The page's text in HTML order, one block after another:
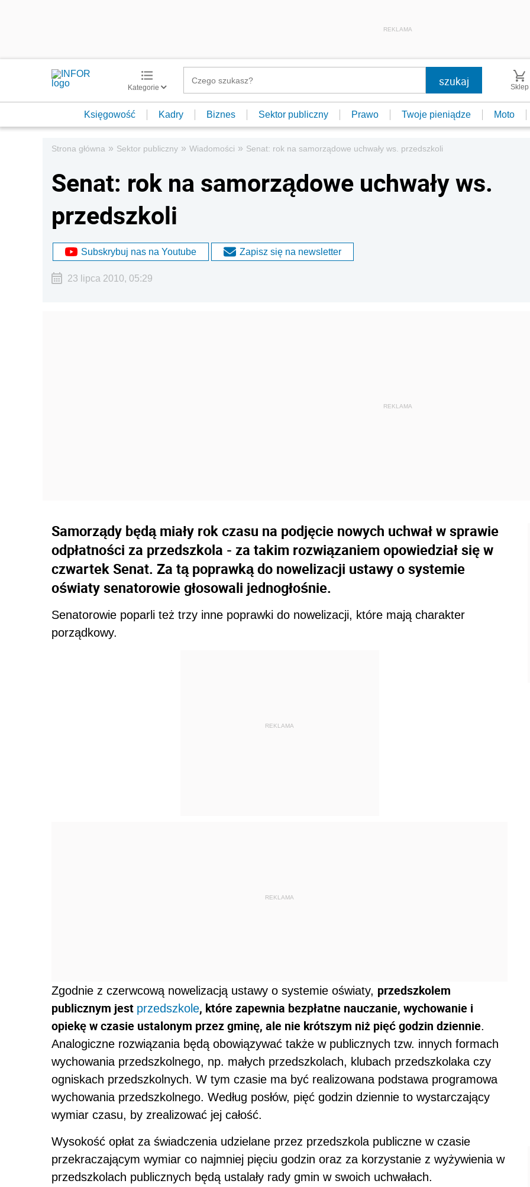
REKLAMA
Kategorie Sklep
Księgowość Kadry Biznes Sektor publiczny Prawo Twoje pieniądze Moto
Strona główna » Sektor publiczny » Wiadomości » Senat: rok na samorządowe uchwały ws. przedszkoli
Senat: rok na samorządowe uchwały ws.
przedszkoli
Subskrybuj nas na Youtube Zapisz się na newsletter
23 lipca 2010, 05:29
Samorządy będą miały rok czasu na podjęcie nowych uchwał w sprawie
odpłatności za przedszkola - za takim rozwiązaniem opowiedział się w
czwartek Senat. Za tą poprawką do nowelizacji ustawy o systemie
oświaty senatorowie głosowali jednogłośnie.
Senatorowie poparli też trzy inne poprawki do nowelizacji, które mają charakter
porządkowy.
REKLAMA
REKLAMA
Zgodnie z czerwcową nowelizacją ustawy o systemie oświaty, przedszkolem
publicznym jest przedszkole, które zapewnia bezpłatne nauczanie, wychowanie i
opiekę w czasie ustalonym przez gminę, ale nie krótszym niż pięć godzin dziennie.
Analogiczne rozwiązania będą obowiązywać także w publicznych tzw. innych formach
wychowania przedszkolnego, np. małych przedszkolach, klubach przedszkolaka czy
ogniskach przedszkolnych. W tym czasie ma być realizowana podstawa programowa
wychowania przedszkolnego. Według posłów, pięć godzin dziennie to wystarczający
wymiar czasu, by zrealizować jej całość.
Wysokość opłat za świadczenia udzielane przez przedszkola publiczne w czasie
przekraczającym wymiar co najmniej pięciu godzin oraz za korzystanie z wyżywienia w
przedszkolach publicznych będą ustalały rady gmin w swoich uchwałach.